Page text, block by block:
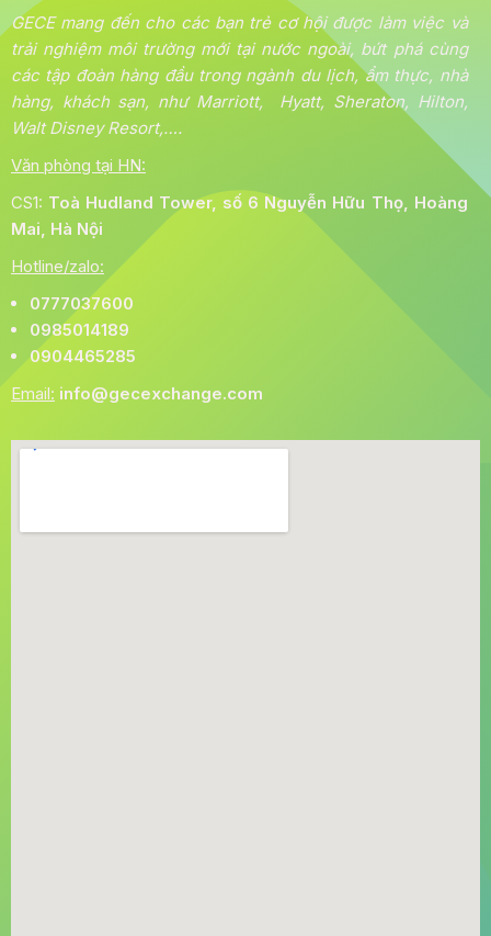
GECE mang đến cho các bạn trẻ cơ hội được làm việc và
trải nghiệm môi trường mới tại nước ngoài, bứt phá cùng
các tập đoàn hàng đầu trong ngành du lịch, ẩm thực, nhà
hàng, khách sạn, như Marriott, Hyatt, Sheraton, Hilton,
Walt Disney Resort,….
Văn phòng tại HN:
CS1: Toà Hudland Tower, số 6 Nguyễn Hữu Thọ, Hoàng
Mai, Hà Nội
Hotline/zalo:
0777037600
0985014189
0904465285
Email: info@gecexchange.com